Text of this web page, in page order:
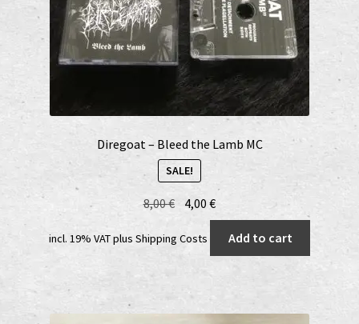
Diregoat – Bleed the Lamb MC
SALE!
8,00€ Original
was:
4,00€Current
price
incl. 19% VATplus Shipping Costs Add to cart